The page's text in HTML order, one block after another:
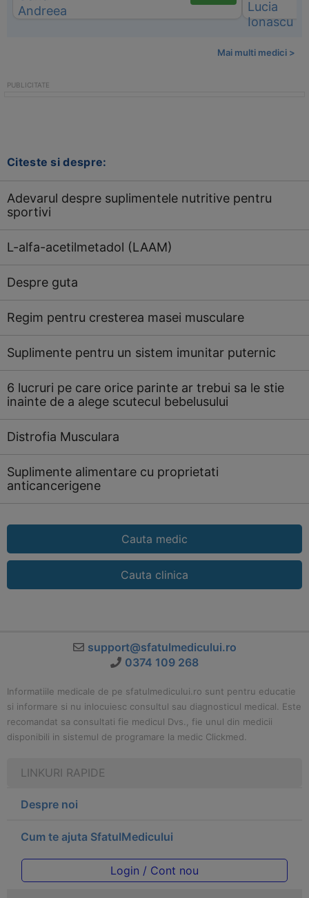
Mai multi medici >
Citeste si despre:
Adevarul despre suplimentele nutritive pentru
sportivi
L-alfa-acetilmetadol (LAAM)
Despre guta
Regim pentru cresterea masei musculare
Suplimente pentru un sistem imunitar puternic
6 lucruri pe care orice parinte ar trebui sa le stie
inainte de a alege scutecul bebelusului
Distrofia Musculara
Suplimente alimentare cu proprietati
anticancerigene
Cauta medic
Cauta clinica
support@sfatulmedicului.ro
0374 109 268
Informatiile medicale de pe sfatulmedicului.ro sunt pentru educatie
si informare si nu inlocuiesc consultul sau diagnosticul medical. Este
recomandat sa consultati fie medicul Dvs., fie unul din medicii
disponibili in sistemul de programare la medic Clickmed.
LINKURI RAPIDE
Despre noi
Cum te ajuta SfatulMedicului
Login / Cont nou